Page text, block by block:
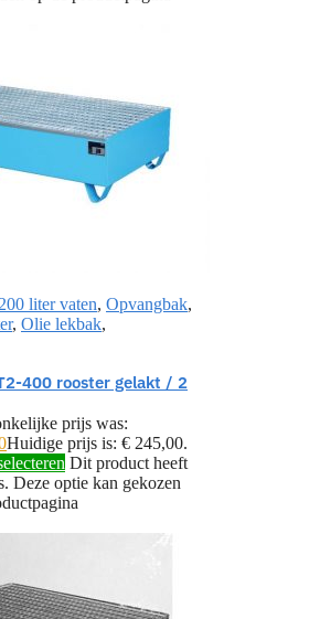
liter vaten, Opvangbak,
, Olie lekbak,
400 rooster gelakt / 2
prijs was:
Huidige prijs is: € 245,00.
Dit product heeft
Deze optie kan gekozen